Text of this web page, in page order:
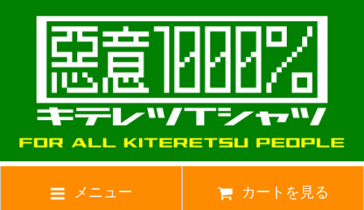
メニュー カートを見る